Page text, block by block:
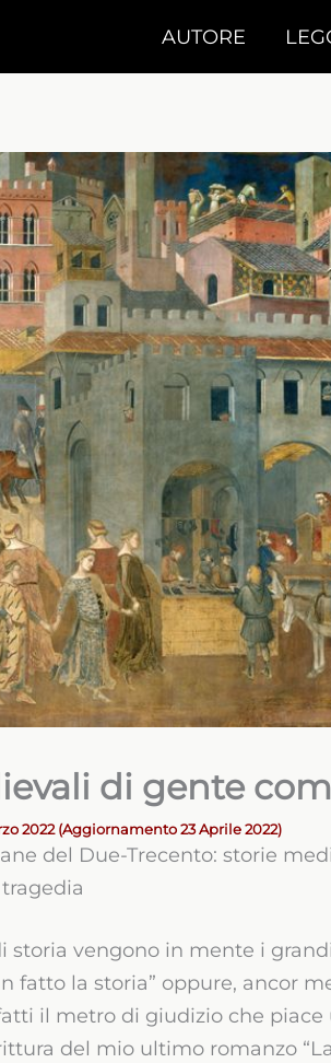
AUTORE
di gente
2022 (Aggiornamento 23 Aprile 2022)
del Due-Trecento: storie
storia vengono in mente i
fatto la storia” oppure, ancor
il metro di giudizio che piace
del mio ultimo romanzo